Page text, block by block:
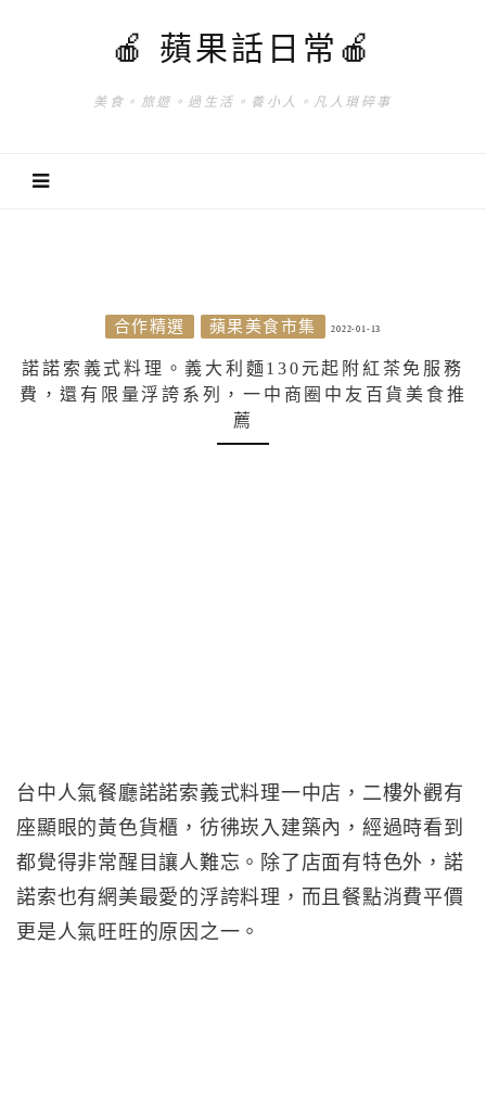
🍎 蘋果話日常🍎
美食。旅遊。過生活。養小人。凡人瑣碎事
合作精選 蘋果美食市集 2022-01-13
諾諾索義式料理。義大利麵130元起附紅茶免服務
費，還有限量浮誇系列，一中商圈中友百貨美食推
薦
台中人氣餐廳諾諾索義式料理一中店，二樓外觀有
座顯眼的黃色貨櫃，彷彿崁入建築內，經過時看到
都覺得非常醒目讓人難忘。除了店面有特色外，諾
諾索也有網美最愛的浮誇料理，而且餐點消費平價
更是人氣旺旺的原因之一。